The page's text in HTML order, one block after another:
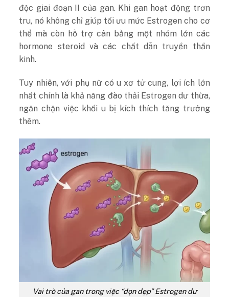
độc giai đoạn II của gan. Khi gan hoạt động trơn
tru, nó không chỉ giúp tối ưu mức Estrogen cho cơ
thể mà còn hỗ trợ cân bằng một nhóm lớn các
hormone steroid và các chất dẫn truyền thần
kinh.
Tuy nhiên, với phụ nữ có u xơ tử cung, lợi ích lớn
nhất chính là khả năng đào thải Estrogen dư thừa,
ngăn chặn việc khối u bị kích thích tăng trưởng
thêm.
Vai trò của gan trong việc “dọn dẹp” Estrogen dư